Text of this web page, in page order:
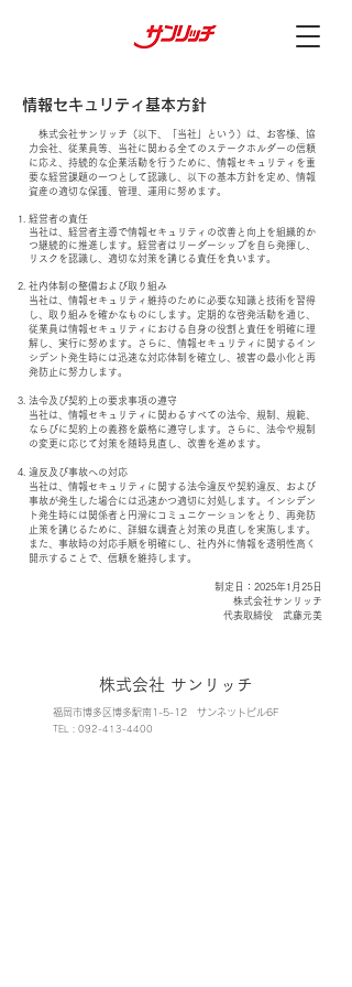
情報セキュリティ基本方針
株式会社サンリッチ（以下、「当社」という）は、お客様、協
力会社、従業員等、当社に関わる全てのステークホルダーの信頼
に応え、持続的な企業活動を行うために、情報セキュリティを重
要な経営課題の一つとして認識し、以下の基本方針を定め、情報
資産の適切な保護、管理、運用に努めます。
経営者の責任
当社は、経営者主導で情報セキュリティの改善と向上を組織的か
つ継続的に推進します。経営者はリーダーシップを自ら発揮し、
リスクを認識し、適切な対策を講じる責任を負います。
社内体制の整備および取り組み
当社は、情報セキュリティ維持のために必要な知識と技術を習得
し、取り組みを確かなものにします。定期的な啓発活動を通じ、
従業員は情報セキュリティにおける自身の役割と責任を明確に理
解し、実行に努めます。さらに、情報セキュリティに関するイン
シデント発生時には迅速な対応体制を確立し、被害の最小化と再
発防止に努力します。
法令及び契約上の要求事項の遵守
当社は、情報セキュリティに関わるすべての法令、規制、規範、
ならびに契約上の義務を厳格に遵守します。さらに、法令や規制
の変更に応じて対策を随時見直し、改善を進めます。
違反及び事故への対応
当社は、情報セキュリティに関する法令違反や契約違反、および
事故が発生した場合には迅速かつ適切に対処します。インシデン
ト発生時には関係者と円滑にコミュニケーションをとり、再発防
止策を講じるために、詳細な調査と対策の見直しを実施します。
また、事故時の対応手順を明確にし、社内外に情報を透明性高く
開示することで、信頼を維持します。
制定日：2025年1月25日
株式会社サンリッチ
代表取締役 武藤元美
株式会社 サンリッチ
福岡市博多区博多駅南1-5-12​ ​サンネットビル6F
TEL：092-413-4400